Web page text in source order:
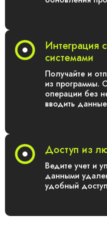
Интеграция
системами
Получайте и
из программы.
операции без
вводить данные
Доступ из
Ведите учет и
данными
удобный